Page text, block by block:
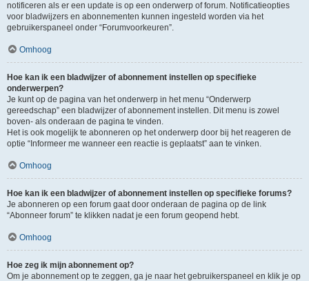
notificeren als er een update is op een onderwerp of forum. Notificatieopties
voor bladwijzers en abonnementen kunnen ingesteld worden via het
gebruikerspaneel onder “Forumvoorkeuren”.
Omhoog
Hoe kan ik een bladwijzer of abonnement instellen op specifieke
onderwerpen?
Je kunt op de pagina van het onderwerp in het menu “Onderwerp
gereedschap” een bladwijzer of abonnement instellen. Dit menu is zowel
boven- als onderaan de pagina te vinden.
Het is ook mogelijk te abonneren op het onderwerp door bij het reageren de
optie “Informeer me wanneer een reactie is geplaatst” aan te vinken.
Omhoog
Hoe kan ik een bladwijzer of abonnement instellen op specifieke forums?
Je abonneren op een forum gaat door onderaan de pagina op de link
“Abonneer forum” te klikken nadat je een forum geopend hebt.
Omhoog
Hoe zeg ik mijn abonnement op?
Om je abonnement op te zeggen, ga je naar het gebruikerspaneel en klik je op